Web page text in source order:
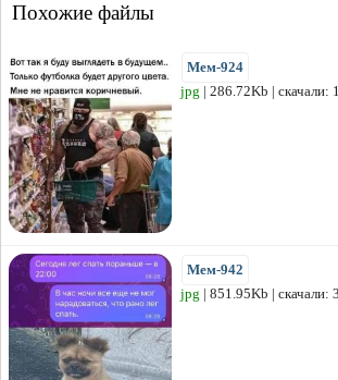
Похожие файлы
Мем-924
jpg | 286.72Kb | скачали:
Мем-942
jpg | 851.95Kb | скачали: